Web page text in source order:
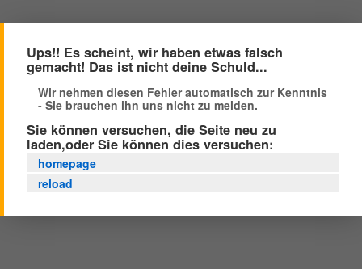
Ups!! Es scheint, wir haben etwas falsch
gemacht! Das ist nicht deine Schuld...
Wir nehmen diesen Fehler automatisch zur Kenntnis
- Sie brauchen ihn uns nicht zu melden.
Sie können versuchen, die Seite neu zu
laden,oder Sie können dies versuchen:
homepage
reload